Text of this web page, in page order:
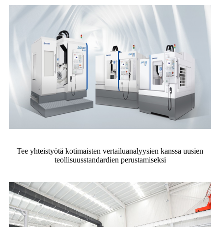
Tee yhteistyötä kotimaisten vertailuanalyysien kanssa uusien
teollisuusstandardien perustamiseksi